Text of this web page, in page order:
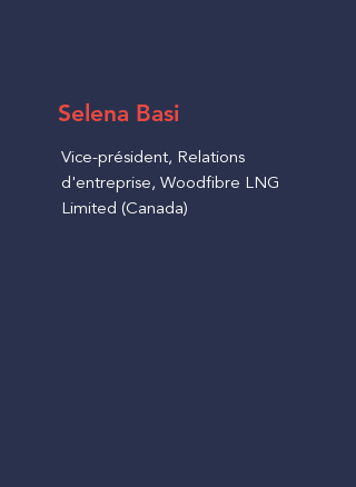
Selena Basi
Vice-président, Relations
d'entreprise, Woodfibre LNG
Limited (Canada)